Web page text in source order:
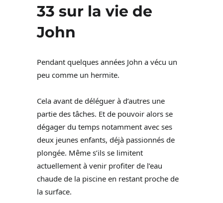
33 sur la vie de
John
Pendant quelques années John a vécu un
peu comme un hermite.
Cela avant de déléguer à d’autres une
partie des tâches. Et de pouvoir alors se
dégager du temps notamment avec ses
deux jeunes enfants, déjà passionnés de
plongée. Même s’ils se limitent
actuellement à venir profiter de l’eau
chaude de la piscine en restant proche de
la surface.